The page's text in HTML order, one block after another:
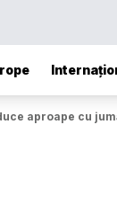
aproape cu